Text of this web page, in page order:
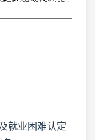
就业困难认定